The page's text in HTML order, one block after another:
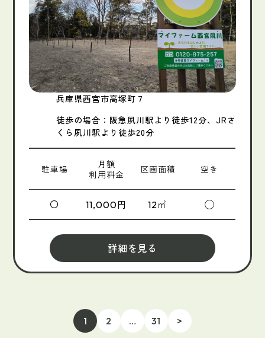
兵庫県西宮市高塚町７
徒歩の場合：阪急夙川駅より徒歩12分、JRさ
くら夙川駅より徒歩20分
駐車場
月額
利用料金
区画面積 空き
〇 11,000円 12㎡ ◯
詳細を見る
1 2 … 31 >